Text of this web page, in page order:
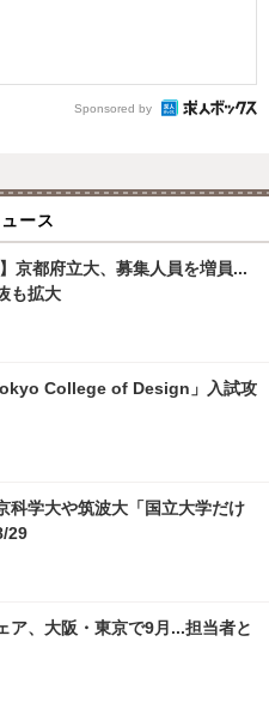
Sponsored by
ース
京都府立大、募集人員を増員...
も拡大
College of Design」入試攻
科学大や筑波大「国立大学だけ
29
ア、大阪・東京で9月...担当者と